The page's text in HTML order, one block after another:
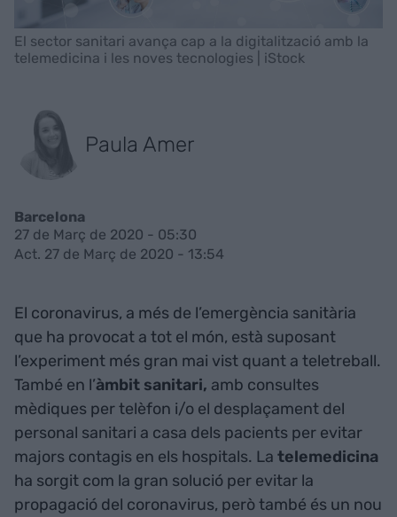
El sector sanitari avança cap a la digitalització amb la
telemedicina i les noves tecnologies | iStock
Paula Amer
Barcelona
27 de Març de 2020 - 05:30
Act. 27 de Març de 2020 - 13:54
El coronavirus, a més de l’emergència sanitària
que ha provocat a tot el món, està suposant
l’experiment més gran mai vist quant a teletreball.
També en l’àmbit sanitari, amb consultes
mèdiques per telèfon i/o el desplaçament del
personal sanitari a casa dels pacients per evitar
majors contagis en els hospitals. La telemedicina
ha sorgit com la gran solució per evitar la
propagació del coronavirus, però també és un nou